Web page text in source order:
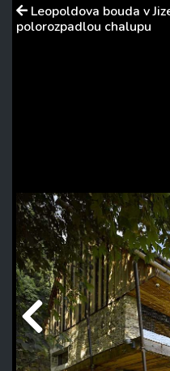
Leopoldova bouda v
polorozpadlou chalupu